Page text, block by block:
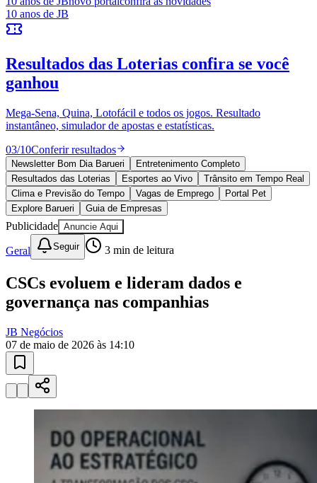
Juventude
10 anos de JBnovo portal confira as novidades
Esportes ao Vivo
atualizadas
real, classificação e notícias esportivas.
Acompanhar jogos
Newsletter Bom Dia Barueri
Entretenimento Completo